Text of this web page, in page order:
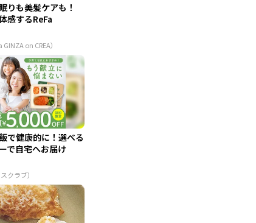
りも美髪ケアも！
感するReFa
GINZA on CREA）
で健康的に！選べる
で自宅へお届け
クラブ）